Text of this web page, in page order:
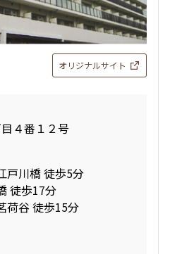
賃貸 フリーレント
追加
㎡
オリジナルサイト
４番１２号
戸川橋 徒歩5分
徒歩17分
荷谷 徒歩15分